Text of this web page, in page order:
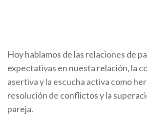
Hoy hablamos de las relaciones de
expectativas en nuesta relación, la
asertiva y la escucha activa como
resolución de conflictos y la
pareja.